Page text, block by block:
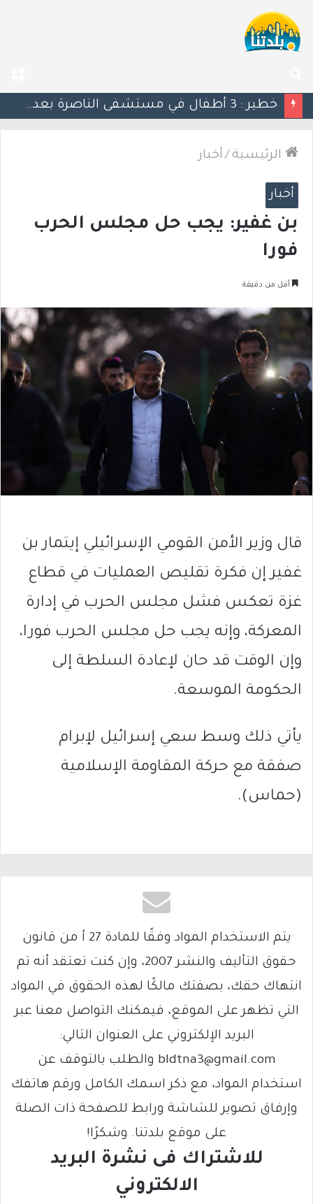
عن
منتدى رؤساء السلطات المحلية في وادي عارة: نداء عاجل للأهالي بشأن إخطارات سلطة الأراضي
الرئيسية / أخبار
أخبار
بن غفير: يجب حل مجلس الحرب
فورا
أقل من دقيقة
قال وزير الأمن القومي الإسرائيلي إيتمار بن
غفير إن فكرة تقليص العمليات في قطاع
غزة تعكس فشل مجلس الحرب في إدارة
المعركة، وإنه يجب حل مجلس الحرب فورا،
وإن الوقت قد حان لإعادة السلطة إلى
الحكومة الموسعة.
يأتي ذلك وسط سعي إسرائيل لإبرام
صفقة مع حركة المقاومة الإسلامية
(حماس).
يتم الاستخدام المواد وفقًا للمادة 27 أ من قانون
حقوق التأليف والنشر 2007، وإن كنت تعتقد أنه تم
انتهاك حقك، بصفتك مالكًا لهذه الحقوق في المواد
التي تظهر على الموقع، فيمكنك التواصل معنا عبر
البريد الإلكتروني على العنوان التالي:
bldtna3@gmail.com والطلب بالتوقف عن
استخدام المواد، مع ذكر اسمك الكامل ورقم هاتفك
وإرفاق تصوير للشاشة ورابط للصفحة ذات الصلة
على موقع بلدتنا. وشكرًا!
للاشتراك فى نشرة البريد
الالكتروني